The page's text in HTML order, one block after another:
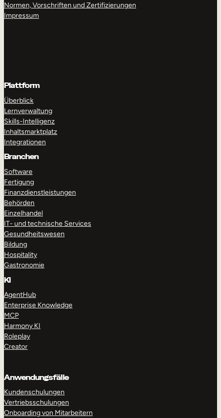
Normen, Vorschriften und Zertifizierungen
Impressum
Plattform
Überblick
Lernverwaltung
Skills-Intelligenz
Inhaltsmarktplatz
Integrationen
Branchen
Software
Fertigung
Finanzdienstleistungen
Behörden
Einzelhandel
IT- und technische Services
Gesundheitswesen
Bildung
Hospitality
Gastronomie
KI
AgentHub
Enterprise Knowledge
MCP
Harmony KI
Roleplay
Creator
Anwendungsfälle
Kundenschulungen
Vertriebsschulungen
Onboarding von Mitarbeitern